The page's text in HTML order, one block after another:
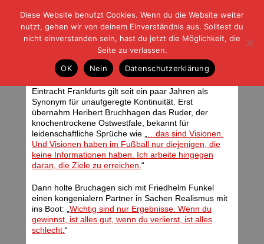
| | |BLOG-GFußball und der Rest
HOME|REGELN|IMPRESSUM |DATENSCHUTZ
Keine Experimente
Mittwoch, 03.12.08 | 07:07 Uhr
Eintracht Frankfurts gilt seit ein paar Jahren als
Synonym für unaufgeregte Kontinuität. Erst
übernahm Heribert Bruchhagen das Ruder, der
knochentrockene Ostwestfale, bekannt für
leidenschaftliche Sprüche wie „
…das sind Visionen.
Und Visionen haben im Fußball nur diejenigen, die
keine Informationen haben. Ich arbeite hingegen
daran, die Ziele zu erreichen. “
Dann holte Bruchagen sich mit Friedhelm Funkel
einen kongenialern Partner in Sachen Realismus mit
ins Boot: „ Wichtig sind nur Ergebnisse. Wenn du
gewinnst, ist alles gut, wenn du verlierst, ist alles
schlecht. “
Diese Website benutzt Cookies. Wenn du die Website weiter
nutzt, gehen wir von deinem Einverständnis aus. Solltest du
nicht einverstanden sein, hast du jetzt die Möglichkeit, die
Seite zu verlassen.
OK
Nein Datenschutzerklärung